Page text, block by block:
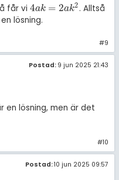
får vi 4ak = 2ak2
4ak=2ak2
. Alltså
lösning.
#9
Postad: 9 jun 2025 21:43
en lösning, men är det
#10
Postad:10 jun 2025 09:57